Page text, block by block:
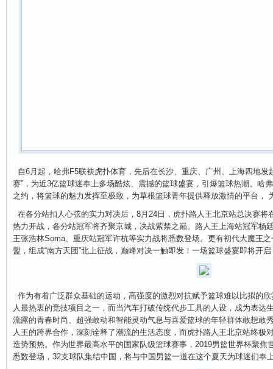
自6月起，哈弗F5联袂虎扑体育，先后在长沙、重庆、广州、上海四地发
赛”，为近3亿篮球迷奉上多场酷炫、震撼的篮球盛宴，引爆篮球热潮。哈
之约，将篮球的魅力发挥至极致，为草根篮球青年提供释放激情的平台，
在各分站扣人心弦的实力对决后，8月24日，虎扑路人王北京站总决赛将
热力开战，各分站冠军将齐聚京城，决战紫禁之巅。路人王上海站冠军杨
王张浩林Soma、重庆站冠军许杭等实力战将悉数登场。更有初代大魔王之
盟，组成“南方天团”北上征战，巅峰对决一触即发！一场篮球盛宴即将开
作为有着广泛群众基础的运动，高强度的激烈对抗赋予篮球难以比拟的
人最热衷的竞技项目之一，而当汽车打破传统代步工具的人设，成为表达
流露的青春时尚、超强敢动和智能灵动气息与喜爱篮球的年轻群体敢想敢
人王的跨界合作，深刻诠释了潮流的生活态度，而虎扑路人王北京站终极
造势预热。作为世界最高水平的国家队级篮球赛事，2019男篮世界杯聚焦
悉数登场，32支球队集结中国，将与中国男篮一道在这个夏天为球迷们奉